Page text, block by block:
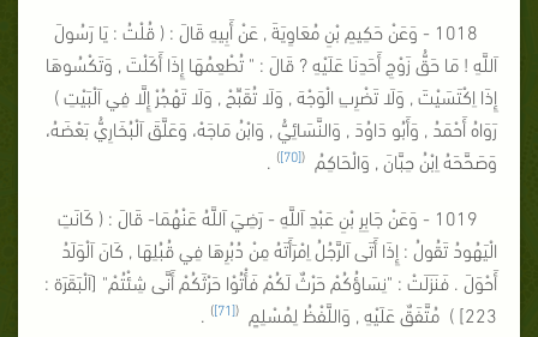
1018 - وَعَنْ حَكِيمِ بْنِ مُعَاوِيَةَ , عَنْ أَبِيهِ قَالَ : ( قُلْتُ : يَا رَسُولَ
اَللَّهِ ! مَا حَقُّ زَوْجِ أَحَدِنَا عَلَيْهِ ? قَالَ : " تُطْعِمُهَا إِذَا أَكَلْتَ , وَتَكْسُوهَا
إِذَا اِكْتَسَيْتَ , وَلَا تَضْرِبِ الْوَجْهَ , وَلَا تُقَبِّحْ , وَلَا تَهْجُرْ إِلَّا فِي اَلْبَيْتِ )
رَوَاهُ أَحْمَدُ , وَأَبُو دَاوُدَ , وَالنَّسَائِيُّ , وَابْنُ مَاجَهْ، وَعَلَّقَ اَلْبُخَارِيُّ بَعْضَهُ،
وَصَحَّحَهُ اِبْنُ حِبَّانَ , وَالْحَاكِمُ (
[70]
)
.
1019 - وَعَنْ جَابِرِ بْنِ عَبْدِ اَللَّهِ - رَضِيَ اَللَّهُ عَنْهُمَا- قَالَ : ( كَانَتِ
الْيَهُودُ تَقُولُ : إِذَا أَتَى اَلرَّجُلُ اِمْرَأَتَهُ مِنْ دُبُرِهَا فِي قُبُلِهَا , كَانَ اَلْوَلَدُ
أَحْوَلَ . فَنَزَلَتْ : "نِسَاؤُكُمْ حَرْثٌ لَكُمْ فَأْتُوْا حَرْثَكُمْ أَنَّى شِئْتُمْ" [اَلْبَقَرَة :
223] ) مُتَّفَقٌ عَلَيْهِ , وَاللَّفْظُ لِمُسْلِمٍ
(
[71]
)
.